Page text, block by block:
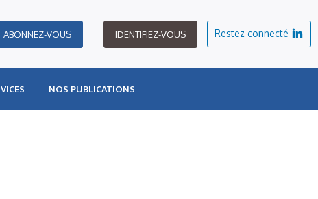
ABONNEZ-VOUS IDENTIFIEZ-VOUS Restez connecté
NOS PUBLICATIONS